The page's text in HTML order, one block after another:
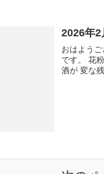
2026年2
おはよう
です。 花
酒が 変な